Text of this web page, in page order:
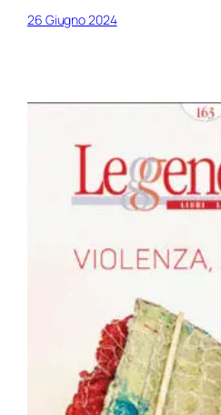
26 Giugno 2024